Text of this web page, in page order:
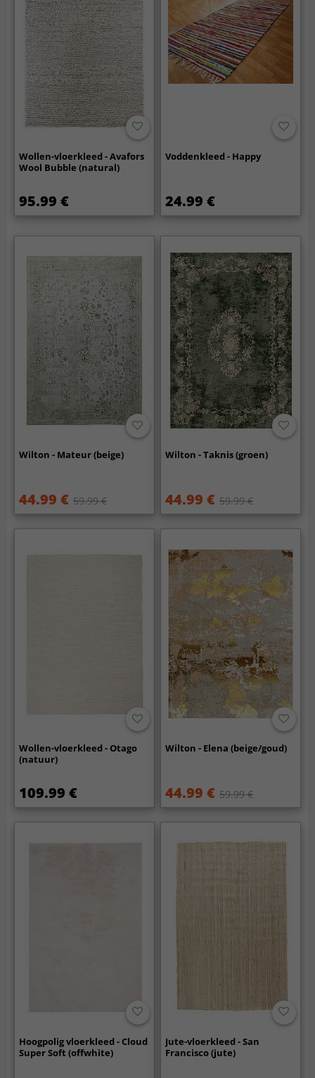
Wollen-vloerkleed - Avafors
Wool Bubble (natural)
95.99 €
Voddenkleed - Happy
24.99 €
Wilton - Mateur (beige)
44.99 € 59.99 €
Wilton - Taknis (groen)
44.99 € 59.99 €
Wollen-vloerkleed - Otago
(natuur)
109.99 €
Wilton - Elena (beige/goud)
44.99 € 59.99 €
Hoogpolig vloerkleed - Cloud
Super Soft (offwhite)
Jute-vloerkleed - San
Francisco (jute)